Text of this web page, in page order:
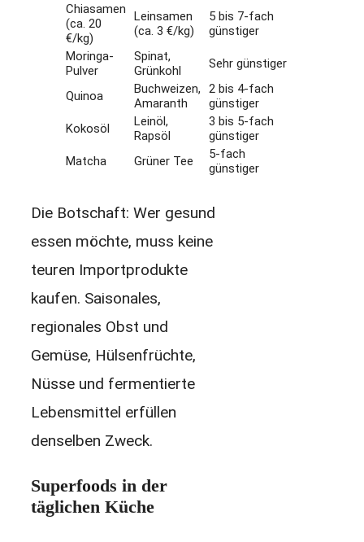
Chiasamen
(ca. 20
€/kg)
Leinsamen
(ca. 3 €/kg)
5 bis 7-fach
günstiger
Moringa-
Pulver
Spinat,
Grünkohl
Sehr günstiger
Quinoa
Buchweizen,
Amaranth
2 bis 4-fach
günstiger
Kokosöl
Leinöl,
Rapsöl
3 bis 5-fach
günstiger
Matcha
Grüner Tee
5-fach
günstiger
Die Botschaft: Wer gesund
essen möchte, muss keine
teuren Importprodukte
kaufen. Saisonales,
regionales Obst und
Gemüse, Hülsenfrüchte,
Nüsse und fermentierte
Lebensmittel erfüllen
denselben Zweck.
Superfoods in der
täglichen Küche